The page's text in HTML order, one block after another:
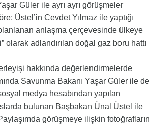
Güler ile ayrı ayrı görüşmeler
Üstel’in Cevdet Yılmaz ile yaptığı
anlaşma çerçevesinde ülkeye
olarak adlandırılan doğal gaz boru hattı
hakkında değerlendirmelerde
Savunma Bakanı Yaşar Güler ile de
medya hesabından yapılan
bulunan Başbakan Ünal Üstel ile
görüşmeye ilişkin fotoğrafların